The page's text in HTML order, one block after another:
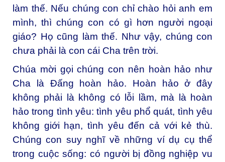
làm thế. Nếu chúng con chỉ chào hỏi anh em
mình, thì chúng con có gì hơn người ngoại
giáo? Họ cũng làm thế. Như vậy, chúng con
chưa phải là con cái Cha trên trời.
Chúa mời gọi chúng con nên hoàn hảo như
Cha là Đấng hoàn hảo. Hoàn hảo ở đây
không phải là không có lỗi lầm, mà là hoàn
hảo trong tình yêu: tình yêu phổ quát, tình yêu
không giới hạn, tình yêu đến cả với kẻ thù.
Chúng con suy nghĩ về những ví dụ cụ thể
trong cuộc sống: có người bị đồng nghiệp vu